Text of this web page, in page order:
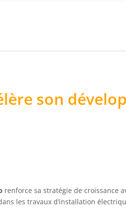
son
renforce sa stratégie de croissance
les travaux d’installation